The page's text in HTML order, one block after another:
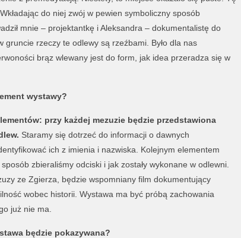
do niej zwój w pewien symboliczny sposób
mnie – projektantkę i Aleksandra – dokumentalistę do
rzeczy te odlewy są rzeźbami. Było dla nas
brąz wlewany jest do form, jak idea przeradza się w
wystawy?
przy każdej mezuzie będzie przedstawiona
Staramy się dotrzeć do informacji o dawnych
ich z imienia i nazwiska. Kolejnym elementem
zbieraliśmy odciski i jak zostały wykonane w odlewni.
ze Zgierza, będzie wspomniany film dokumentujący
wobec historii. Wystawa ma być próbą zachowania
już nie ma.
będzie pokazywana?